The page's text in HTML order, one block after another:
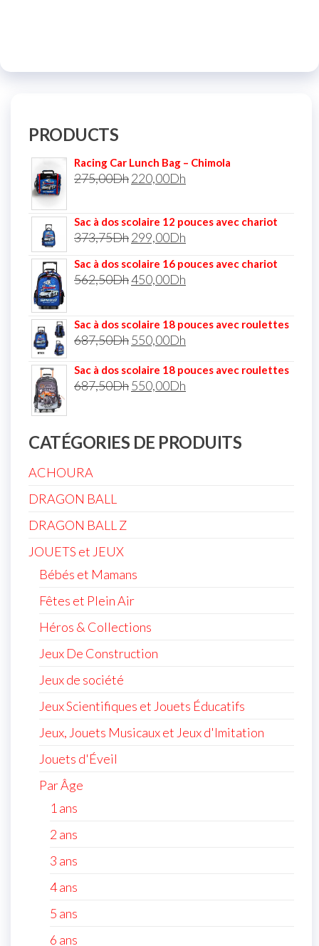
PRODUCTS
Racing Car Lunch Bag – Chimola
275,00Dh220,00Dh
Sac à dos scolaire 12 pouces avec chariot
373,75Dh299,00Dh
Sac à dos scolaire 16 pouces avec chariot
562,50Dh450,00Dh
Sac à dos scolaire 18 pouces avec roulettes
687,50Dh550,00Dh
Sac à dos scolaire 18 pouces avec roulettes
687,50Dh550,00Dh
CATÉGORIES DE PRODUITS
ACHOURA
DRAGON BALL
DRAGON BALL Z
JOUETS et JEUX
Bébés et Mamans
Fêtes et Plein Air
Héros & Collections
Jeux De Construction
Jeux de société
Jeux Scientifiques et Jouets Éducatifs
Jeux, Jouets Musicaux et Jeux d'Imitation
Jouets d'Éveil
Par Âge
1 ans
2 ans
3 ans
4 ans
5 ans
6 ans